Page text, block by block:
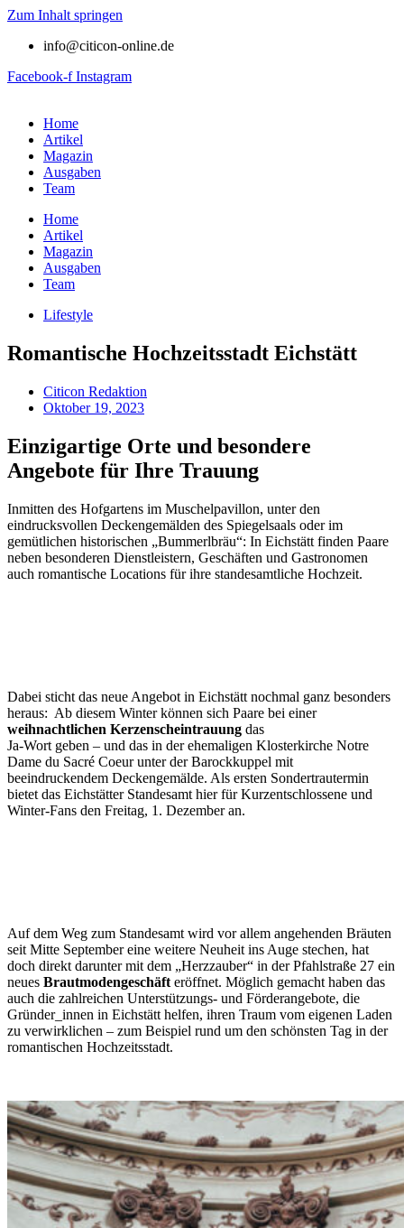
Zum Inhalt springen
info@citicon-online.de
Facebook-f Instagram
Home
Artikel
Magazin
Ausgaben
Team
Home
Artikel
Magazin
Ausgaben
Team
Lifestyle
Romantische Hochzeitsstadt Eichstätt
Citicon Redaktion
Oktober 19, 2023
Einzigartige Orte und besondere
Angebote für Ihre Trauung
Inmitten des Hofgartens im Muschelpavillon, unter den
eindrucksvollen Deckengemälden des Spiegelsaals oder im
gemütlichen historischen „Bummerlbräu“: In Eichstätt finden Paare
neben besonderen Dienstleistern, Geschäften und Gastronomen
auch romantische Locations für ihre standesamtliche Hochzeit.
Dabei sticht das neue Angebot in Eichstätt nochmal ganz besonders
heraus: Ab diesem Winter können sich Paare bei einer
weihnachtlichen Kerzenscheintrauung das
Ja-Wort geben – und das in der ehemaligen Klosterkirche Notre
Dame du Sacré Coeur unter der Barockkuppel mit
beeindruckendem Deckengemälde. Als ersten Sondertrautermin
bietet das Eichstätter Standesamt hier für Kurzentschlossene und
Winter-Fans den Freitag, 1. Dezember an.
Auf dem Weg zum Standesamt wird vor allem angehenden Bräuten
seit Mitte September eine weitere Neuheit ins Auge stechen, hat
doch direkt darunter mit dem „Herzzauber“ in der Pfahlstraße 27 ein
neues Brautmodengeschäft eröffnet. Möglich gemacht haben das
auch die zahlreichen Unterstützungs- und Förderangebote, die
Gründer_innen in Eichstätt helfen, ihren Traum vom eigenen Laden
zu verwirklichen – zum Beispiel rund um den schönsten Tag in der
romantischen Hochzeitsstadt.